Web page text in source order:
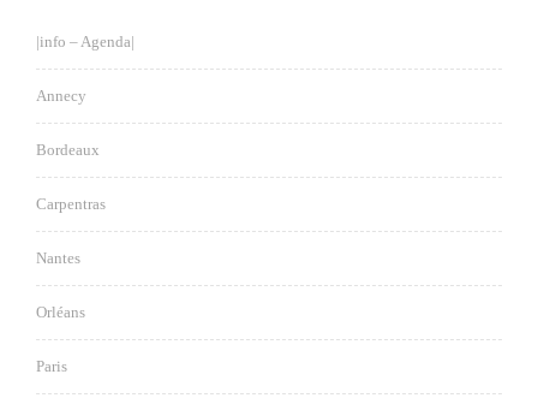
|info – Agenda|
Annecy
Bordeaux
Carpentras
Nantes
Orléans
Paris